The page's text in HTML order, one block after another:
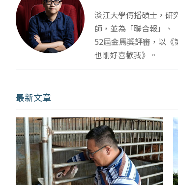
淡江大學傳播碩士，研
師，並為「聯合報」、
52屆金馬獎評審，以
也剛好喜歡我》。
最新文章